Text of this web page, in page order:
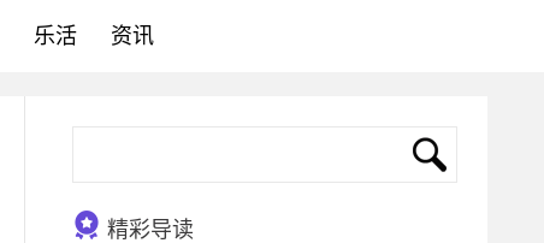
乐活 资讯
精彩导读